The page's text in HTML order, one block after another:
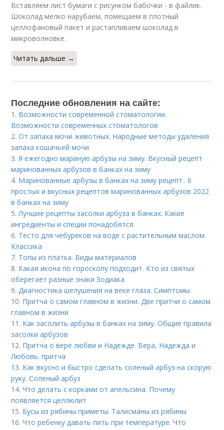
Вставляем лист бумаги с рисунком бабочки - в файлик.
Шоколад мелко нарубаем, помещаем в плотный
целлофановый пакет и растапливаем шоколад в
микроволновке.
Читать дальше →
Последние обновления на сайте:
1. Возможности современной стоматологии.
Возможности современных стоматологов
2.От запаха мочи животных. Народные методы удаления
запаха кошачьей мочи
3.Я ежегодно мариную арбузы на зиму. Вкусный рецепт
маринованных арбузов в банках на зиму
4. Маринованные арбузы в банках на зиму рецепт.. 6
простых и вкусных рецептов маринованных арбузов 2022
в банках на зиму
5.Лучшие рецепты засолки арбуза в банках. Какие
ингредиенты и специи понадобятся
6. Тесто для чебуреков на воде с растительным маслом.
Классика
7. Топы из платка. Виды материалов
8. Какая икона по гороскопу подходит. Кто из святых
оберегает разные знаки Зодиака
9.Диагностика шелушения на веке глаза. Симптомы
10. Притча о самом главном в жизни. Две притчи о самом
главном в жизни
11. Как засолить арбузы в банках на зиму. Общие правила
засолки арбузов
12. Притча о вере любви и Надежде. Вера, Надежда и
Любовь. притча
13. Как вкусно и быстро сделать соленый арбуз на скорую
руку. Соленый арбуз
14.Что делать с корками от апельсина. Почему
появляется целлюлит
15. Бусы из рябины приметы. Талисманы из рябины
16.Что ребенку давать пить при температуре. Что